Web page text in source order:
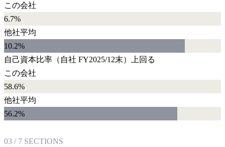
この会社
6.7%
他社平均
10.2%
自己資本比率 （自社 FY2025/12末）
上回る
この会社
58.6%
他社平均
56.2%
03 / 7 SECTIONS